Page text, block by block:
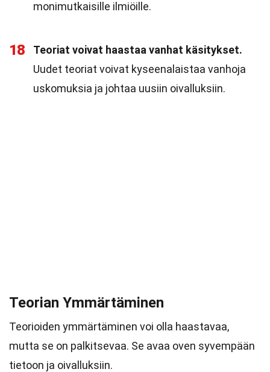
monimutkaisille ilmiöille.
18
Teoriat voivat haastaa vanhat käsitykset.
Uudet teoriat voivat kyseenalaistaa vanhoja
uskomuksia ja johtaa uusiin oivalluksiin.
Teorian Ymmärtäminen
Teorioiden ymmärtäminen voi olla haastavaa,
mutta se on palkitsevaa. Se avaa oven syvempään
tietoon ja oivalluksiin.